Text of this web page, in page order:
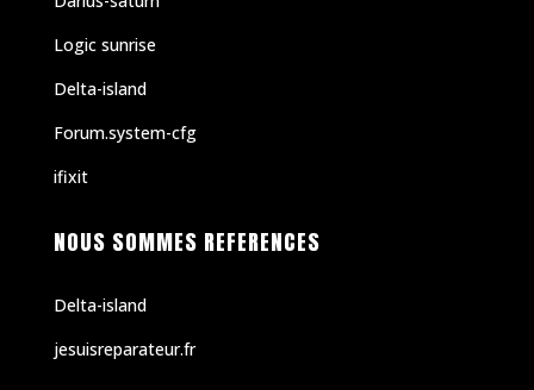
Logic sunrise
Delta-island
Forum.system-cfg
ifixit
NOUS SOMMES REFERENCES
Delta-island
jesuisreparateur.fr